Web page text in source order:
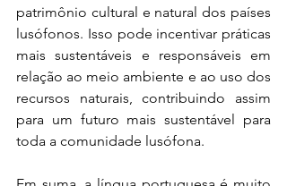
patrimônio cultural e natural dos países
lusófonos. Isso pode incentivar práticas
mais sustentáveis ​​e responsáveis ​​em
relação ao meio ambiente e ao uso dos
recursos naturais, contribuindo assim
para um futuro mais sustentável para
toda a comunidade lusófona.